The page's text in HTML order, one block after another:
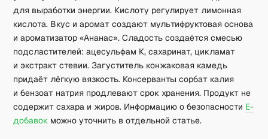
для выработки энергии. Кислоту регулирует лимонная
кислота. Вкус и аромат создают мультифруктовая основа
и ароматизатор «Ананас». Сладость создаётся смесью
подсластителей: ацесульфам К, сахаринат, цикламат
и экстракт стевии. Загуститель конжаковая камедь
придаёт лёгкую вязкость. Консерванты сорбат калия
и бензоат натрия продлевают срок хранения. Продукт не
содержит сахара и жиров. Информацию о безопасности Е-
добавок можно уточнить в отдельной статье.